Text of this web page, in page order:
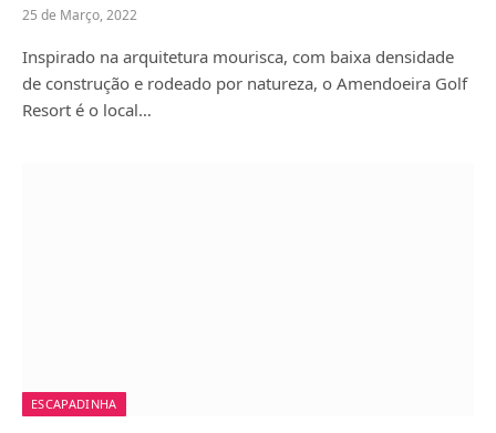
25 de Março, 2022
Inspirado na arquitetura mourisca, com baixa densidade
de construção e rodeado por natureza, o Amendoeira Golf
Resort é o local…
ESCAPADINHA